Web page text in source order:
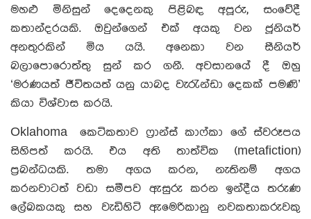
මහළු මිනිසුන් දෙදෙනකු පිළිබඳ අපූරු, සංවේදී
කතාන්දරයකි. ඔවුන්ගෙන් එක් අයකු වන ජූනියර්
අනතුරකින් මිය යයි. අනෙකා වන සීනියර්
බලාපොරොත්තු සුන් කර ගනී. අවසානයේ දී ඔහු
‘මරණයත් ජීවිතයත් යනු යාබද වැරැන්ඩා දෙකක් පමණි’
කියා විශ්වාස කරයි.
Oklahoma කෙටිකතාව ෆ්‍රාන්ස් කාෆ්කා ගේ ස්වරූපය
සිහිපත් කරයි. එය අති තාත්වික (metafiction)
ප්‍රබන්ධයකි. තමා අගය කරන, නැතිනම් අගය
කරනවාටත් වඩා සමීපව ඇසුරු කරන ඉන්දීය තරුණ
ලේඛකයකු සහ වැඩිහිටි ඇමෙරිකානු නවකතාකරුවකු